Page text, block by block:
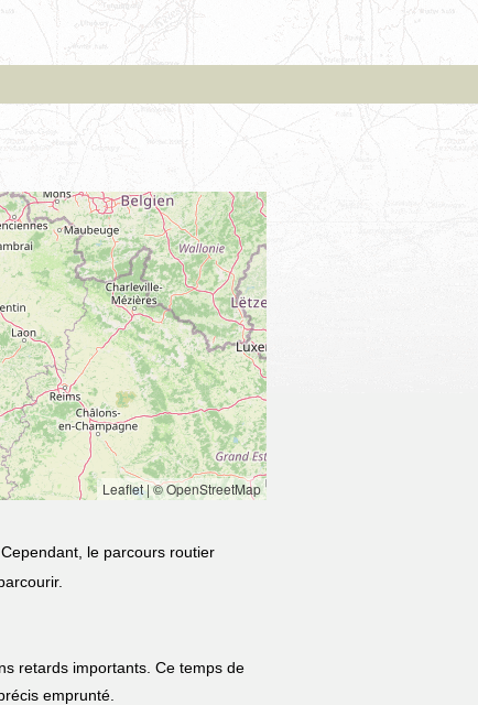
Leaflet|© OpenStreetMap
. Cependant, le parcours routier
retards importants. Ce temps de
emprunté.